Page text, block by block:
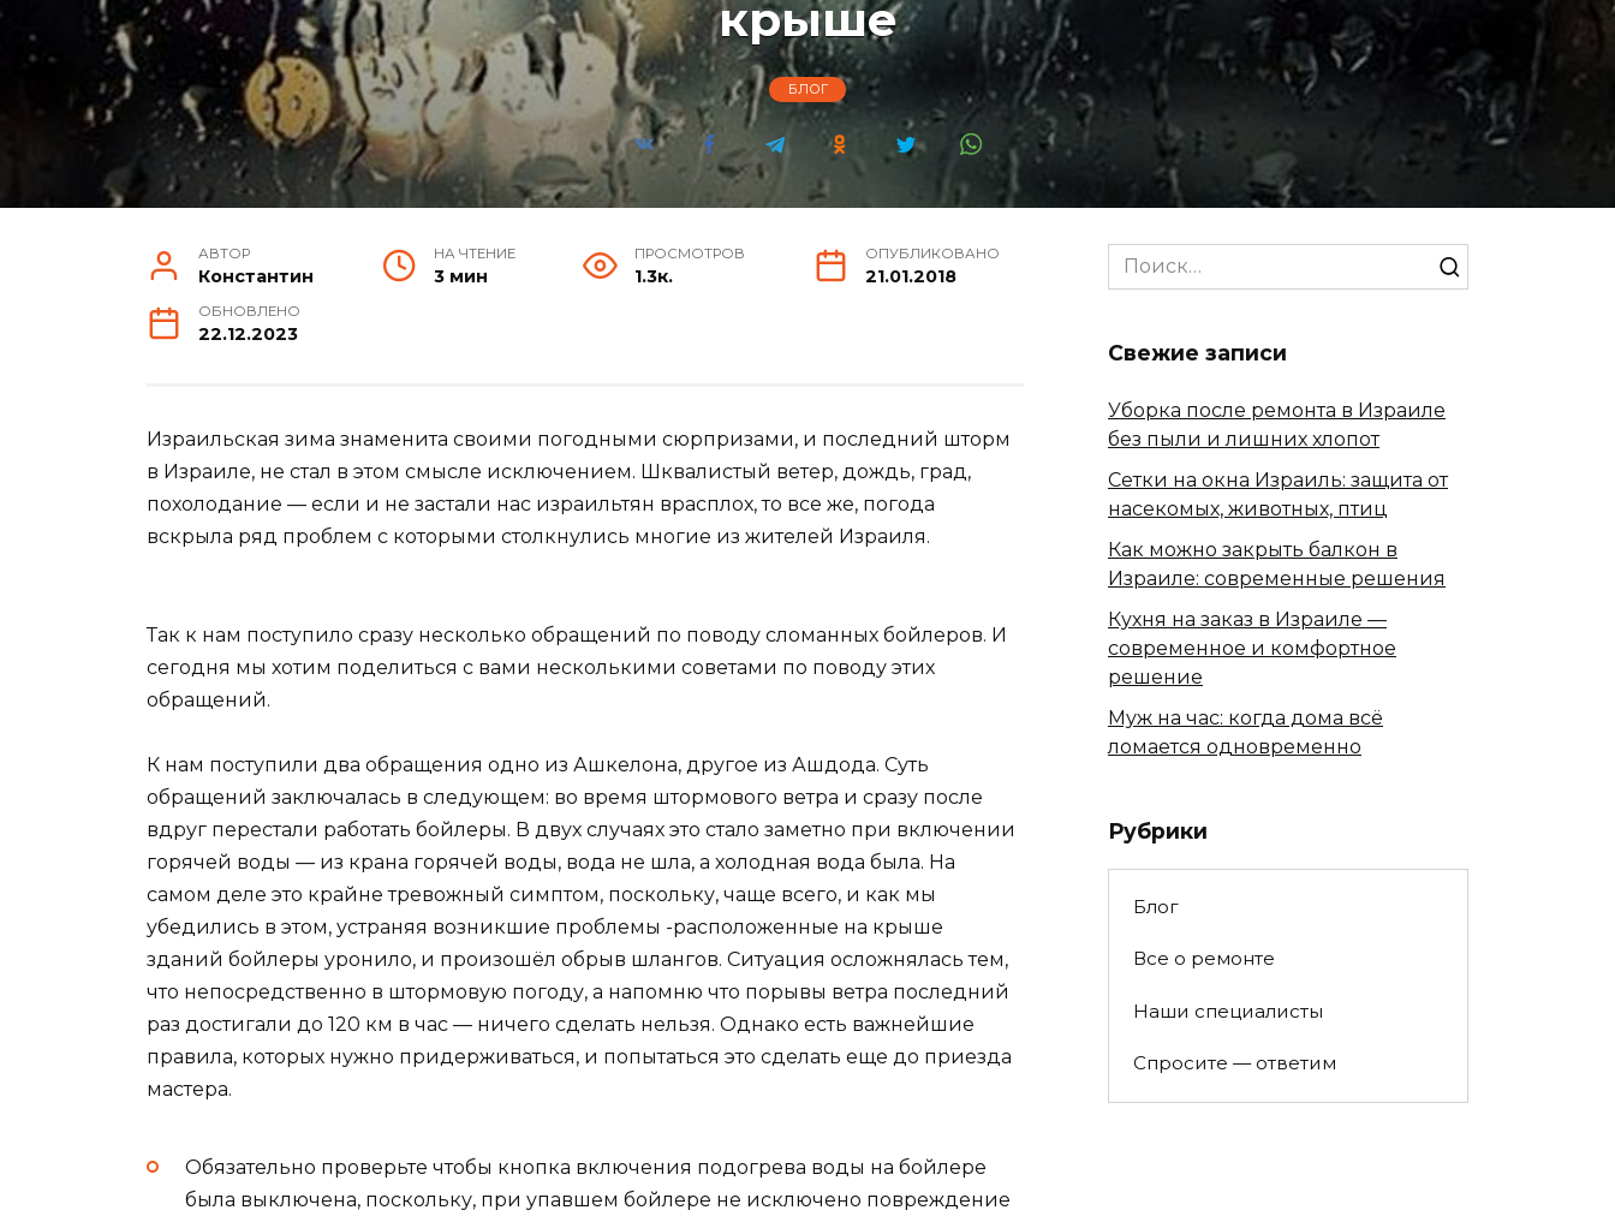
крыше
БЛОГ
АВТОР
Константин
НА ЧТЕНИЕ
3 мин
ПРОСМОТРОВ
1.3к.
ОПУБЛИКОВАНО
21.01.2018
ОБНОВЛЕНО
22.12.2023
Израильская зима знаменита своими погодными сюрпризами, и последний шторм
в Израиле, не стал в этом смысле исключением. Шквалистый ветер, дождь, град,
похолодание — если и не застали нас израильтян врасплох, то все же, погода
вскрыла ряд проблем с которыми столкнулись многие из жителей Израиля.
Так к нам поступило сразу несколько обращений по поводу сломанных бойлеров. И
сегодня мы хотим поделиться с вами несколькими советами по поводу этих
обращений.
К нам поступили два обращения одно из Ашкелона, другое из Ашдода. Суть
обращений заключалась в следующем: во время штормового ветра и сразу после
вдруг перестали работать бойлеры. В двух случаях это стало заметно при включении
горячей воды — из крана горячей воды, вода не шла, а холодная вода была. На
самом деле это крайне тревожный симптом, поскольку, чаще всего, и как мы
убедились в этом, устраняя возникшие проблемы -расположенные на крыше
зданий бойлеры уронило, и произошёл обрыв шлангов. Ситуация осложнялась тем,
что непосредственно в штормовую погоду, а напомню что порывы ветра последний
раз достигали до 120 км в час — ничего сделать нельзя. Однако есть важнейшие
правила, которых нужно придерживаться, и попытаться это сделать еще до приезда
мастера.
Обязательно проверьте чтобы кнопка включения подогрева воды на бойлере
была выключена, поскольку, при упавшем бойлере не исключено повреждение
Search
for:
Свежие записи
Уборка после ремонта в Израиле
без пыли и лишних хлопот
Сетки на окна Израиль: защита от
насекомых, животных, птиц
Как можно закрыть балкон в
Израиле: современные решения
Кухня на заказ в Израиле —
современное и комфортное
решение
Муж на час: когда дома всё
ломается одновременно
Рубрики
Блог
Все о ремонте
Наши специалисты
Спросите — ответим